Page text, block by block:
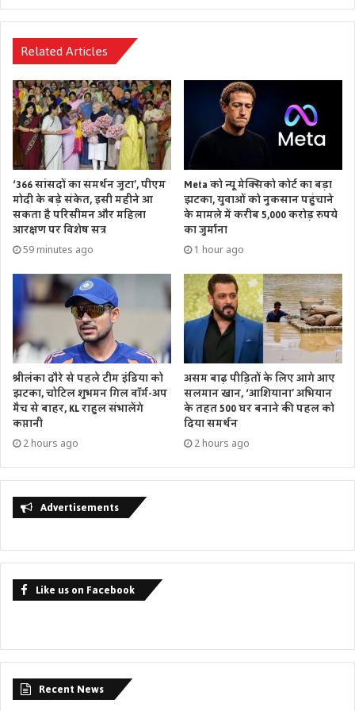
Related Articles
‘366 सांसदों का समर्थन जुटा’, पीएम
मोदी के बड़े संकेत, इसी महीने आ
सकता है परिसीमन और महिला
आरक्षण पर विशेष सत्र
59 minutes ago
Meta को न्यू मेक्सिको कोर्ट का बड़ा
झटका, युवाओं को नुकसान पहुंचाने
के मामले में करीब 5,000 करोड़ रुपये
का जुर्माना
1 hour ago
श्रीलंका दौरे से पहले टीम इंडिया को
झटका, चोटिल शुभमन गिल वॉर्म-अप
मैच से बाहर, KL राहुल संभालेंगे
कप्तानी
2 hours ago
असम बाढ़ पीड़ितों के लिए आगे आए
सलमान खान, ‘आशियाना’ अभियान
के तहत 500 घर बनाने की पहल को
दिया समर्थन
2 hours ago
Advertisements
Like us on Facebook
Recent News